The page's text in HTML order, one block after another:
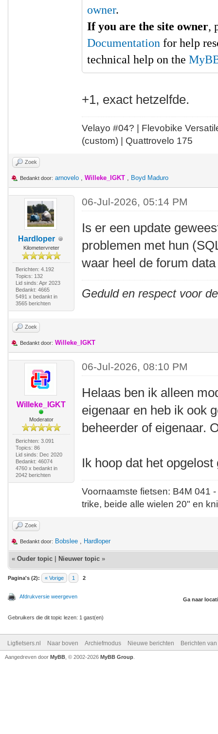
owner.
If you are the site owner,
Documentation for help
technical help on the
+1, exact hetzelfde.
Velayo #04? | Flevobike
(custom) | Quattrovelo 175
Zoek
Bedankt door: arnovelo , Willeke_IGKT , Boyd Maduro
Hardloper
Kilometervreter
Berichten: 4.192
Topics: 132
Lid sinds: Apr 2023
Bedankt: 4665
5491 x bedankt in
3565 berichten
06-Jul-2026, 05:14 PM
Is er een update
problemen met hun
waar heel de forum
Geduld en respect voor
Zoek
Bedankt door: Willeke_IGKT
Willeke_IGKT
Moderator
Berichten: 3.091
Topics: 86
Lid sinds: Dec 2020
Bedankt: 46074
4760 x bedankt in
2042 berichten
06-Jul-2026, 08:10 PM
Helaas ben ik alleen
eigenaar en heb ik ook
beheerder of eigenaar.
Ik hoop dat het
Voornaamste fietsen: B4M
trike, beide alle wielen 20" en
Zoek
Bedankt door: Bobslee , Hardloper
« Ouder topic Nieuwer topic »
Pagina's (2): « Vorige 1 2
Afdrukversie weergeven Ga naar
Gebruikers die dit topic lezen: 1 gast(en)
Ligfietsers.nl Naar boven Archiefmodus Nieuwe berichten Berichten
Aangedreven door MyBB , © 2002-2026 MyBB Group